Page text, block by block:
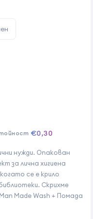
нужди. Опакован
за лична хигиена
се е крило
Скрихме
Made Wash + Помада
€0,30